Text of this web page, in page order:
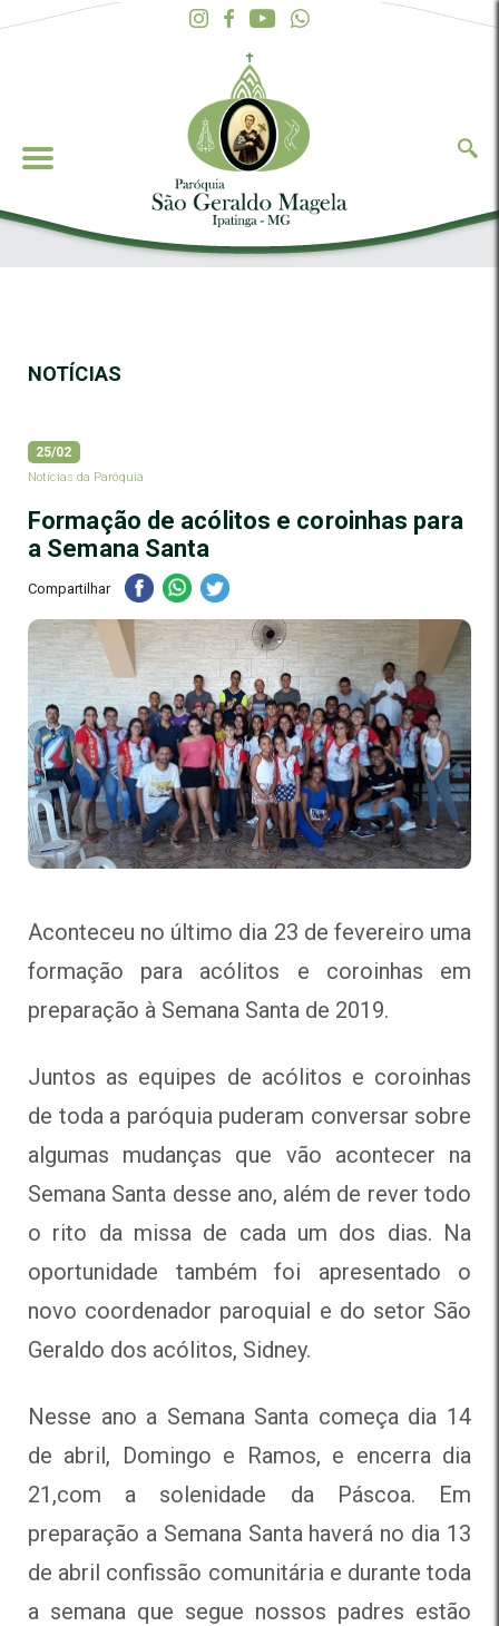
NOTÍCIAS
25/02
Notícias da Paróquia
Formação de acólitos e coroinhas para
a Semana Santa
Compartilhar
Aconteceu no último dia 23 de fevereiro uma
formação para acólitos e coroinhas em
preparação à Semana Santa de 2019.
Juntos as equipes de acólitos e coroinhas
de toda a paróquia puderam conversar sobre
algumas mudanças que vão acontecer na
Semana Santa desse ano, além de rever todo
o rito da missa de cada um dos dias. Na
oportunidade também foi apresentado o
novo coordenador paroquial e do setor São
Geraldo dos acólitos, Sidney.
Nesse ano a Semana Santa começa dia 14
de abril, Domingo e Ramos, e encerra dia
21,com a solenidade da Páscoa. Em
preparação a Semana Santa haverá no dia 13
de abril confissão comunitária e durante toda
a semana que segue nossos padres estão